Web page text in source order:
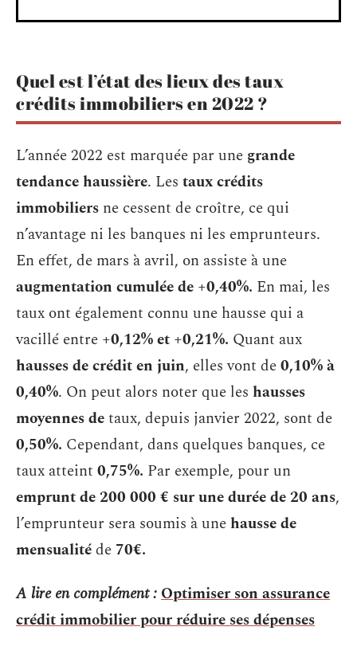
Quel est l’état des lieux des taux
crédits immobiliers en 2022 ?
L’année 2022 est marquée par une grande
tendance haussière. Les taux crédits
immobiliers ne cessent de croître, ce qui
n’avantage ni les banques ni les emprunteurs.
En effet, de mars à avril, on assiste à une
augmentation cumulée de +0,40%. En mai, les
taux ont également connu une hausse qui a
vacillé entre +0,12% et +0,21%. Quant aux
hausses de crédit en juin, elles vont de0,10% à
0,40%. On peut alors noter que les hausses
moyennes detaux, depuis janvier 2022, sont de
0,50%. Cependant, dans quelques banques, ce
taux atteint 0,75%. Par exemple, pour un
emprunt de200 000 € sur une durée de 20 ans,
l’emprunteur sera soumis à unehausse de
mensualitéde 70€.
A lire en complément :Optimiser son assurance
crédit immobilier pour réduire ses dépenses